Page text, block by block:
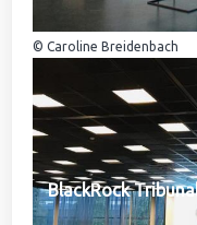
© Caroline Breidenbach
BlackRock